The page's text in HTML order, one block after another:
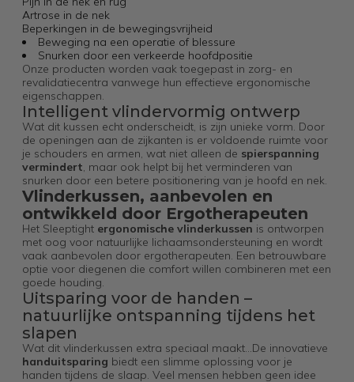
Artrose in de nek
Beperkingen in de bewegingsvrijheid
Beweging na een operatie of blessure
Snurken door een verkeerde hoofdpositie
Onze producten worden vaak toegepast in zorg- en
revalidatiecentra vanwege hun effectieve ergonomische
eigenschappen.
Intelligent vlindervormig ontwerp
Wat dit kussen echt onderscheidt, is zijn unieke vorm. Door
de openingen aan de zijkanten is er voldoende ruimte voor
je schouders en armen, wat niet alleen de spierspanning
vermindert, maar ook helpt bij het verminderen van
snurken door een betere positionering van je hoofd en nek.
Vlinderkussen, aanbevolen en
ontwikkeld door Ergotherapeuten
Het Sleeptight ergonomische vlinderkussen is ontworpen
met oog voor natuurlijke lichaamsondersteuning en wordt
vaak aanbevolen door ergotherapeuten. Een betrouwbare
optie voor diegenen die comfort willen combineren met een
goede houding.
Uitsparing voor de handen –
natuurlijke ontspanning tijdens het
slapen
Wat dit vlinderkussen extra speciaal maakt...De innovatieve
handuitsparing biedt een slimme oplossing voor je
handen tijdens de slaap. Veel mensen hebben geen idee